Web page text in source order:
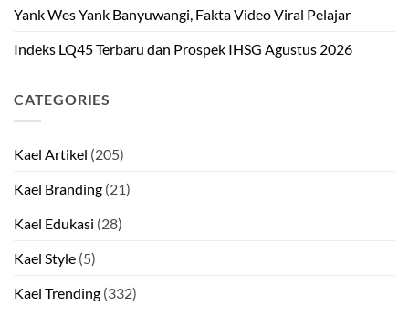
Yank Wes Yank Banyuwangi, Fakta Video Viral Pelajar
Indeks LQ45 Terbaru dan Prospek IHSG Agustus 2026
CATEGORIES
Kael Artikel (205)
Kael Branding (21)
Kael Edukasi (28)
Kael Style (5)
Kael Trending (332)